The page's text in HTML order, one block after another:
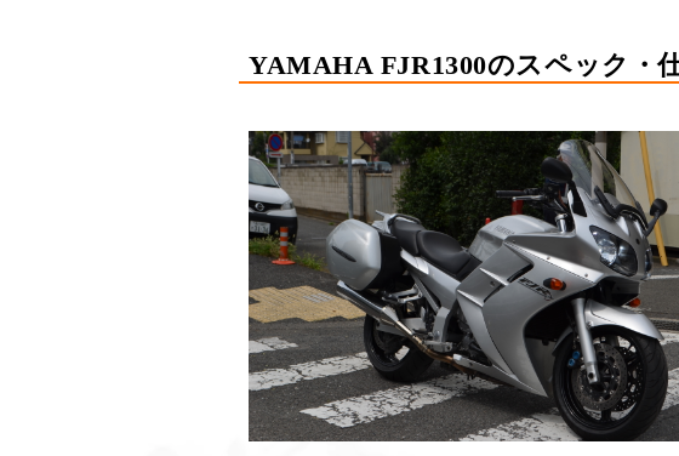
YAMAHA FJR1300のスペック・